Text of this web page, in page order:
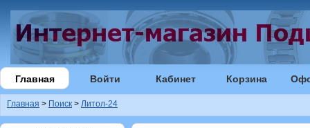
Главная Войти Кабинет Корзина
Главная > Поиск > Литол-24